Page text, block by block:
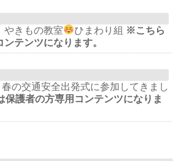
やきもの教室 ひまわり組 ※こちら
テンツになります。
の交通安全出発式に参加してきまし
保護者の方専用コンテンツになりま